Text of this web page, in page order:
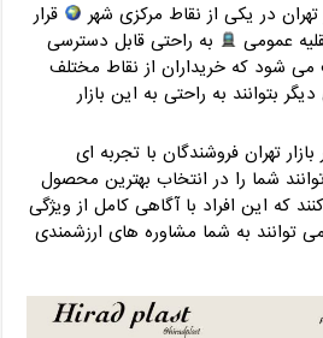
تهران در یکی از نقاط مرکزی شهر
قرار
عمومی
به راحتی قابل دسترسی
شود که خریداران از نقاط مختلف
بتوانند به راحتی به این بازار
بازار تهران فروشندگان با تجربه ای
شما را در انتخاب بهترین محصول
که این افراد با آگاهی کامل از ویژگی
به شما مشاوره های ارزشمندی